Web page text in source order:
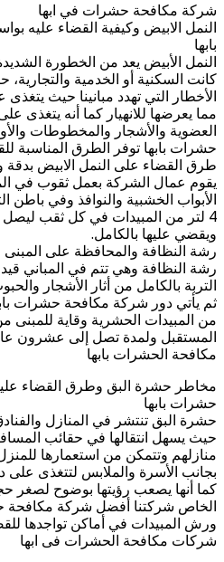
شركة مكافحة حشرات في ابها
النمل الابيض وكيفية القضاء عليه
بابها
النمل الأبيض يعد من الخطورة
كانت السكنية أو الخدمية
الأخطار التي تهدد مبانينا حيث
مما يعرضها للانهيار كما أنه يتغذى
العضوية والأشجار والمخطوطات
حشرات بابها توفر الطرق المناسبة
طرق القضاء على النمل الابيض
يقوم عمال الشركة بعمل ثقوب في
الأبواب الخشبية والنوافذ وفي باطن
4 لتر من المبيدات في كل ثقب
ويقضي عليها بالكامل.
رشة النظافة والمحافظة على المبنى
رشة النظافة وهي تتم في المباني
التربة بالكامل من أثار الأشجار
ثم يأتي دور شركة مكافحة حشرات
من المبيدات الحشرية وقاية للمبنى
المستقبل ولمدة تصل إلى عشرون
مكافحة الحشرات بابها
مخاطر حشرة البق وطرق القضاء
حشرات بابها
حشرة البق تنتشر في المنازل
حيث يسهل انتقالها في حقائب
منازلهم وتتمكن من استعمارها
بجانب الأسرة والملابس لتتغذى على
كما أنها يصعب رؤيتها بوضوح لصغر
الخاص شركتنا أفضل شركة مكافحة
ورش المبيدات في أماكن تواجدها
شركات مكافحة الحشرات فى ابها